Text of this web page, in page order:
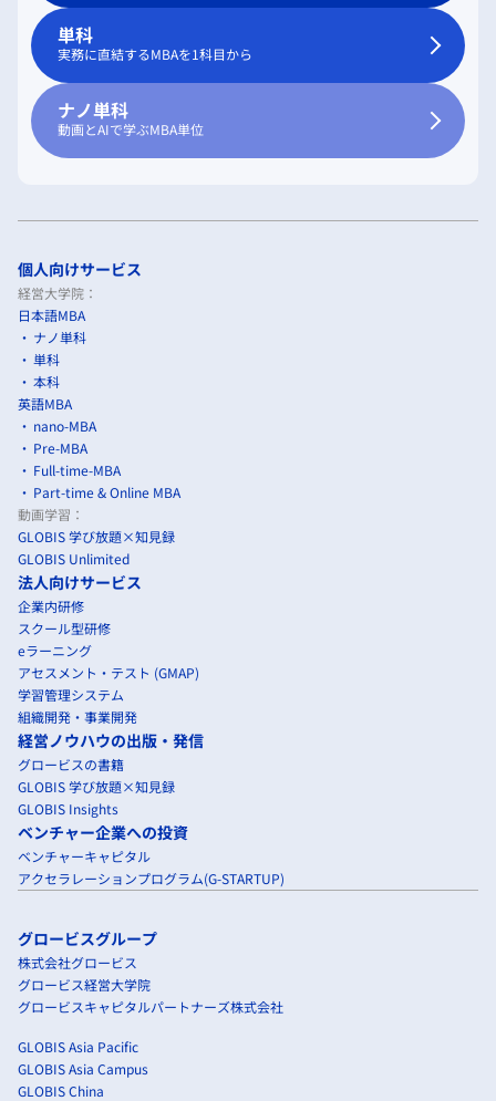
単科
実務に直結するMBAを1科目から
ナノ単科
動画とAIで学ぶMBA単位
個人向けサービス
経営大学院：
日本語MBA
ナノ単科
単科
本科
英語MBA
nano-MBA
Pre-MBA
Full-time-MBA
Part-time & Online MBA
動画学習：
GLOBIS 学び放題×知見録
GLOBIS Unlimited
法人向けサービス
企業内研修
スクール型研修
eラーニング
アセスメント・テスト (GMAP)
学習管理システム
組織開発・事業開発
経営ノウハウの出版・発信
グロービスの書籍
GLOBIS 学び放題×知見録
GLOBIS Insights
ベンチャー企業への投資
ベンチャーキャピタル
アクセラレーションプログラム(G-STARTUP)
グロービスグループ
株式会社グロービス
グロービス経営大学院
グロービスキャピタルパートナーズ株式会社
GLOBIS Asia Pacific
GLOBIS Asia Campus
GLOBIS China